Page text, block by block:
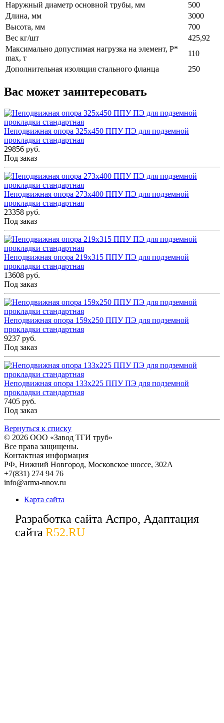
Наружный диаметр основной трубы, мм
500
Длина, мм
3000
Высота, мм
700
Вес кг/шт
425,92
Максимально допустимая нагрузка на элемент, P*
max, т
110
Дополнительная изоляция стального фланца
250
Вас может заинтересовать
Неподвижная опора 325x450 ППУ ПЭ для подземной
прокладки стандартная
29856 руб.
Под заказ
Неподвижная опора 273x400 ППУ ПЭ для подземной
прокладки стандартная
23358 руб.
Под заказ
Неподвижная опора 219x315 ППУ ПЭ для подземной
прокладки стандартная
13608 руб.
Под заказ
Неподвижная опора 159x250 ППУ ПЭ для подземной
прокладки стандартная
9237 руб.
Под заказ
Неподвижная опора 133x225 ППУ ПЭ для подземной
прокладки стандартная
7405 руб.
Под заказ
Вернуться к списку
© 2026 ООО «Завод ТГИ труб»
Все права защищены.
Контактная информация
РФ, Нижний Новгород, Московское шоссе, 302А
+7(831) 274 94 76
info@arma-nnov.ru
Карта сайта
Разработка сайта Аспро, Адаптация
сайта R52.RU